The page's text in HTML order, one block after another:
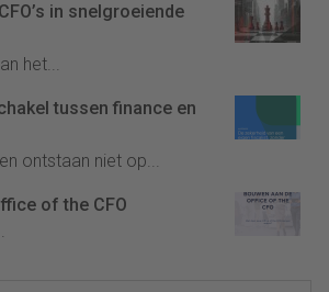
in snelgroeiende
het...
tussen finance en
ontstaan niet op...
of the CFO